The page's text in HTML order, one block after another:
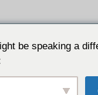
be speaking a